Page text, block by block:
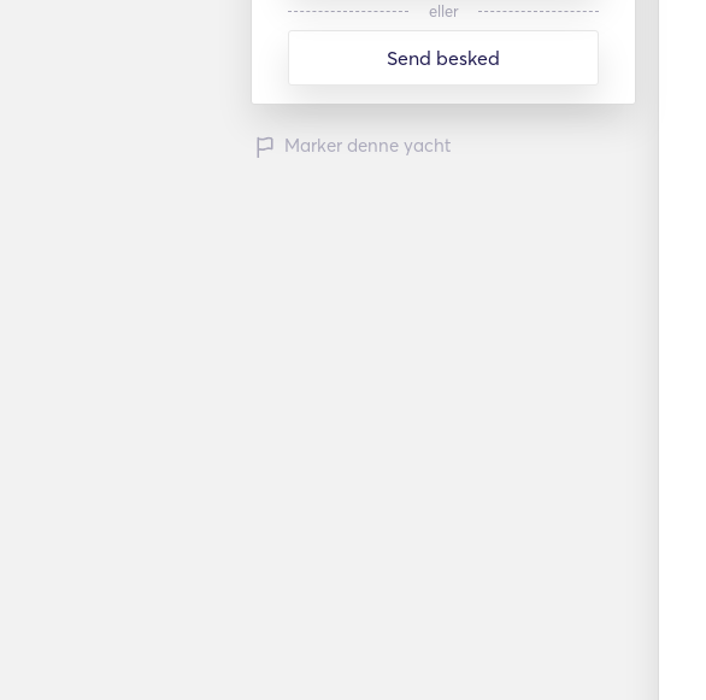
eller
Send besked
Marker denne yacht